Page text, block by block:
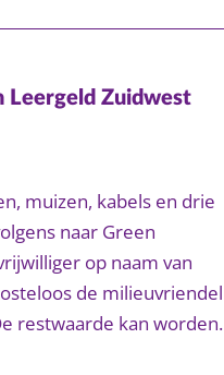
Leergeld Zuidwest
muizen, kabels en drie
naar Green
op naam van
de
restwaarde kan